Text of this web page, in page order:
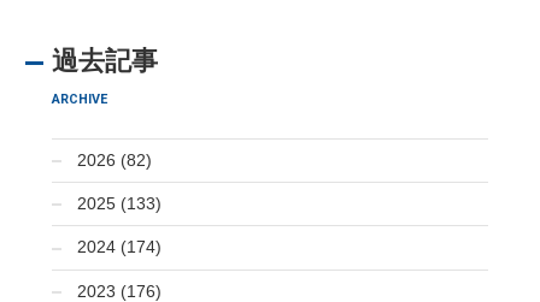
過去記事
ARCHIVE
2026 (82)
2025 (133)
2024 (174)
2023 (176)